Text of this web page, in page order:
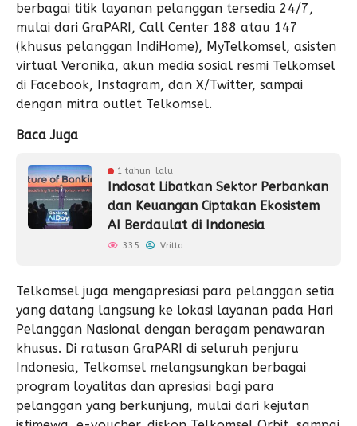
berbagai titik layanan pelanggan tersedia 24/7,
mulai dari GraPARI, Call Center 188 atau 147
(khusus pelanggan IndiHome), MyTelkomsel, asisten
virtual Veronika, akun media sosial resmi Telkomsel
di Facebook, Instagram, dan X/Twitter, sampai
dengan mitra outlet Telkomsel.
Baca Juga
1 tahun lalu
Indosat Libatkan Sektor Perbankan
dan Keuangan Ciptakan Ekosistem
AI Berdaulat di Indonesia
335 Vritta
Telkomsel juga mengapresiasi para pelanggan setia
yang datang langsung ke lokasi layanan pada Hari
Pelanggan Nasional dengan beragam penawaran
khusus. Di ratusan GraPARI di seluruh penjuru
Indonesia, Telkomsel melangsungkan berbagai
program loyalitas dan apresiasi bagi para
pelanggan yang berkunjung, mulai dari kejutan